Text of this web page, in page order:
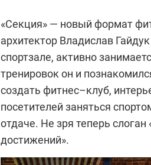
«Секция» — новый формат
архитектор Владислав
спортзале, активно
тренировок он и
создать фитнес–клуб,
посетителей заняться
отдаче. Не зря теперь
достижений».